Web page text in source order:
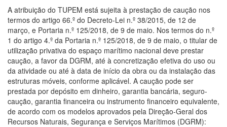
A atribuição do TUPEM está sujeita à prestação de caução nos
termos do artigo 66.º do Decreto-Lei n.º 38/2015, de 12 de
março, e Portaria n.º 125/2018, de 9 de maio. Nos termos do n.º
1 do artigo 4.º da Portaria n.º 125/2018, de 9 de maio, o titular de
utilização privativa do espaço marítimo nacional deve prestar
caução, a favor da DGRM, até à concretização efetiva do uso ou
da atividade ou até à data de início da obra ou da instalação das
estruturas móveis, conforme aplicável. A caução pode ser
prestada por depósito em dinheiro, garantia bancária, seguro-
caução, garantia financeira ou instrumento financeiro equivalente,
de acordo com os modelos aprovados pela Direção-Geral dos
Recursos Naturais, Segurança e Serviços Marítimos (DGRM):